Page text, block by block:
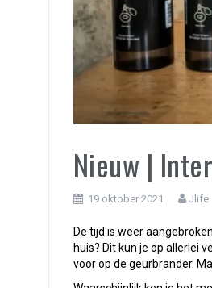
Nieuw |
19 oktober 2021 Jlife
De tijd is weer
huis? Dit kun je op allerlei
voor op de geurbrander.